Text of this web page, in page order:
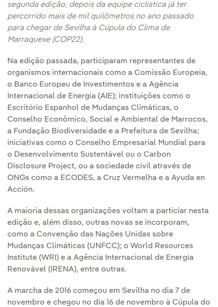
segunda edição, depois da equipe ciclística já ter
percorrido mais de mil quilômetros no ano passado
para chegar de Sevilha à Cúpula do Clima de
Marraquexe (COP22).
Na edição passada, participaram representantes de
organismos internacionais como a Comissão Europeia,
o Banco Europeu de Investimentos e a Agência
Internacional de Energia (AIE); instituições como o
Escritório Espanhol de Mudanças Climáticas, o
Conselho Econômico, Social e Ambiental de Marrocos,
a Fundação Biodiversidade e a Prefeitura de Sevilha;
iniciativas como o Conselho Empresarial Mundial para
o Desenvolvimento Sustentável ou o Carbon
Disclosure Project, ou a sociedade civil através de
ONGs como a ECODES, a Cruz Vermelha e a Ayuda en
Acción.
A maioria dessas organizações voltam a particiar nesta
edição e, além disso, outras novas se incorporam,
como a Convenção das Nações Unidas sobre
Mudanças Climáticas (UNFCC); o World Resources
Institute (WRI) e a Agência Internacional de Energia
Renovável (IRENA), entre outras.
A marcha de 2016 começou em Sevilha no dia 7 de
novembro e chegou no dia 16 de novembro à Cúpula do